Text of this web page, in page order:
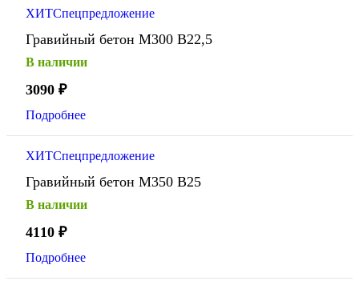
ХИТСпецпредложение
Гравийный бетон М300 В22,5
В наличии
3090 ₽
Подробнее
ХИТСпецпредложение
Гравийный бетон М350 В25
В наличии
4110 ₽
Подробнее